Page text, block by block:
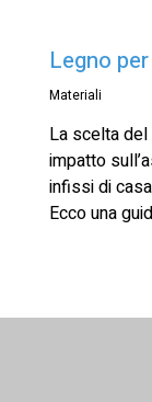
Legno
Materiali
La scelta
impatto
infissi di
Ecco una